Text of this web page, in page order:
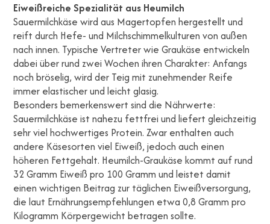
Eiweißreiche Spezialität aus Heumilch
Sauermilchkäse wird aus Magertopfen hergestellt und
reift durch Hefe- und Milchschimmelkulturen von außen
nach innen. Typische Vertreter wie Graukäse entwickeln
dabei über rund zwei Wochen ihren Charakter: Anfangs
noch bröselig, wird der Teig mit zunehmender Reife
immer elastischer und leicht glasig.
Besonders bemerkenswert sind die Nährwerte:
Sauermilchkäse ist nahezu fettfrei und liefert gleichzeitig
sehr viel hochwertiges Protein. Zwar enthalten auch
andere Käsesorten viel Eiweiß, jedoch auch einen
höheren Fettgehalt. Heumilch-Graukäse kommt auf rund
32 Gramm Eiweiß pro 100 Gramm und leistet damit
einen wichtigen Beitrag zur täglichen Eiweißversorgung,
die laut Ernährungsempfehlungen etwa 0,8 Gramm pro
Kilogramm Körpergewicht betragen sollte.